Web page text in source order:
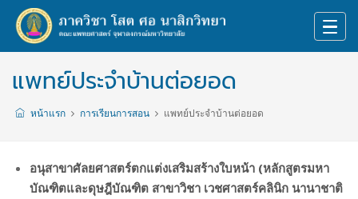
แพทย์ประจำบ้านต่อยอด
หน้าแรก การเรียนการสอน แพทย์ประจำบ้านต่อยอด
อนุสาขาศัลยศาสตร์ตกแต่งเสริมสร้างใบหน้า (หลักสูตรมหา
บัณฑิตและดุษฎีบัณฑิต สาขาวิชา เวชศาสตร์คลินิก นานาชาติ